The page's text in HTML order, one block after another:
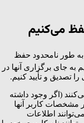
می‌کنیم
به طور نامحدود حفظ
به جای برگزاری آنها در
تصدیق و تأیید کنیم.
(اگر وجود داشته
مشخصات کاربر آنها
اطلاعات